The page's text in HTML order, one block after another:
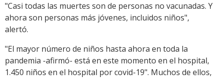
"Casi todas las muertes son de personas no vacunadas. Y
ahora son personas más jóvenes, incluidos niños",
alertó.
"El mayor número de niños hasta ahora en toda la
pandemia -afirmó- está en este momento en el hospital,
1.450 niños en el hospital por covid-19". Muchos de ellos,